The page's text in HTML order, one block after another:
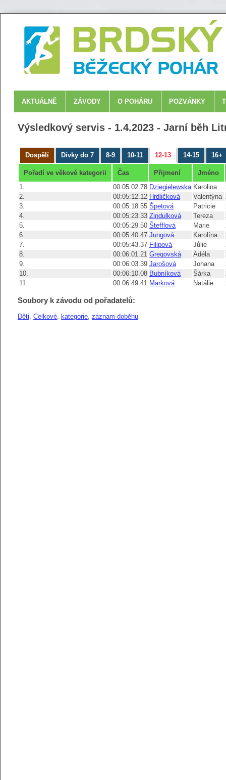
AKTUÁLNĚ ZÁVODY O POHÁRU POZVÁNKY
Výsledkový servis - 1.4.2023 - Jarní běh
Dospělí Dívky do 7 8-9 10-11 12-13 14-15 16+
Pořadí ve věkové kategorii Čas Přijmení
Jméno
1.
00:05:02.78 Dziegielewska Karolina
2.
00:05:12.12 Hrdličková Valentýna
3.
00:05:18.55 Špetová Patricie
4.
00:05:23.33 Zindulková Tereza
5.
00:05:29.50 Štefflová Marie
6.
00:05:40.47 Jungová Karolína
7.
00:05:43.37 Filipová Jůlie
8.
00:06:01.21 Gregovská Adéla
9.
00:06:03.39 Jarošová Johana
10.
00:06:10.08 Bubníková Šárka
11.
00:06:49.41 Marková Natálie
Soubory k závodu od pořadatelů:
Děti Celkové kategorie záznam doběhu